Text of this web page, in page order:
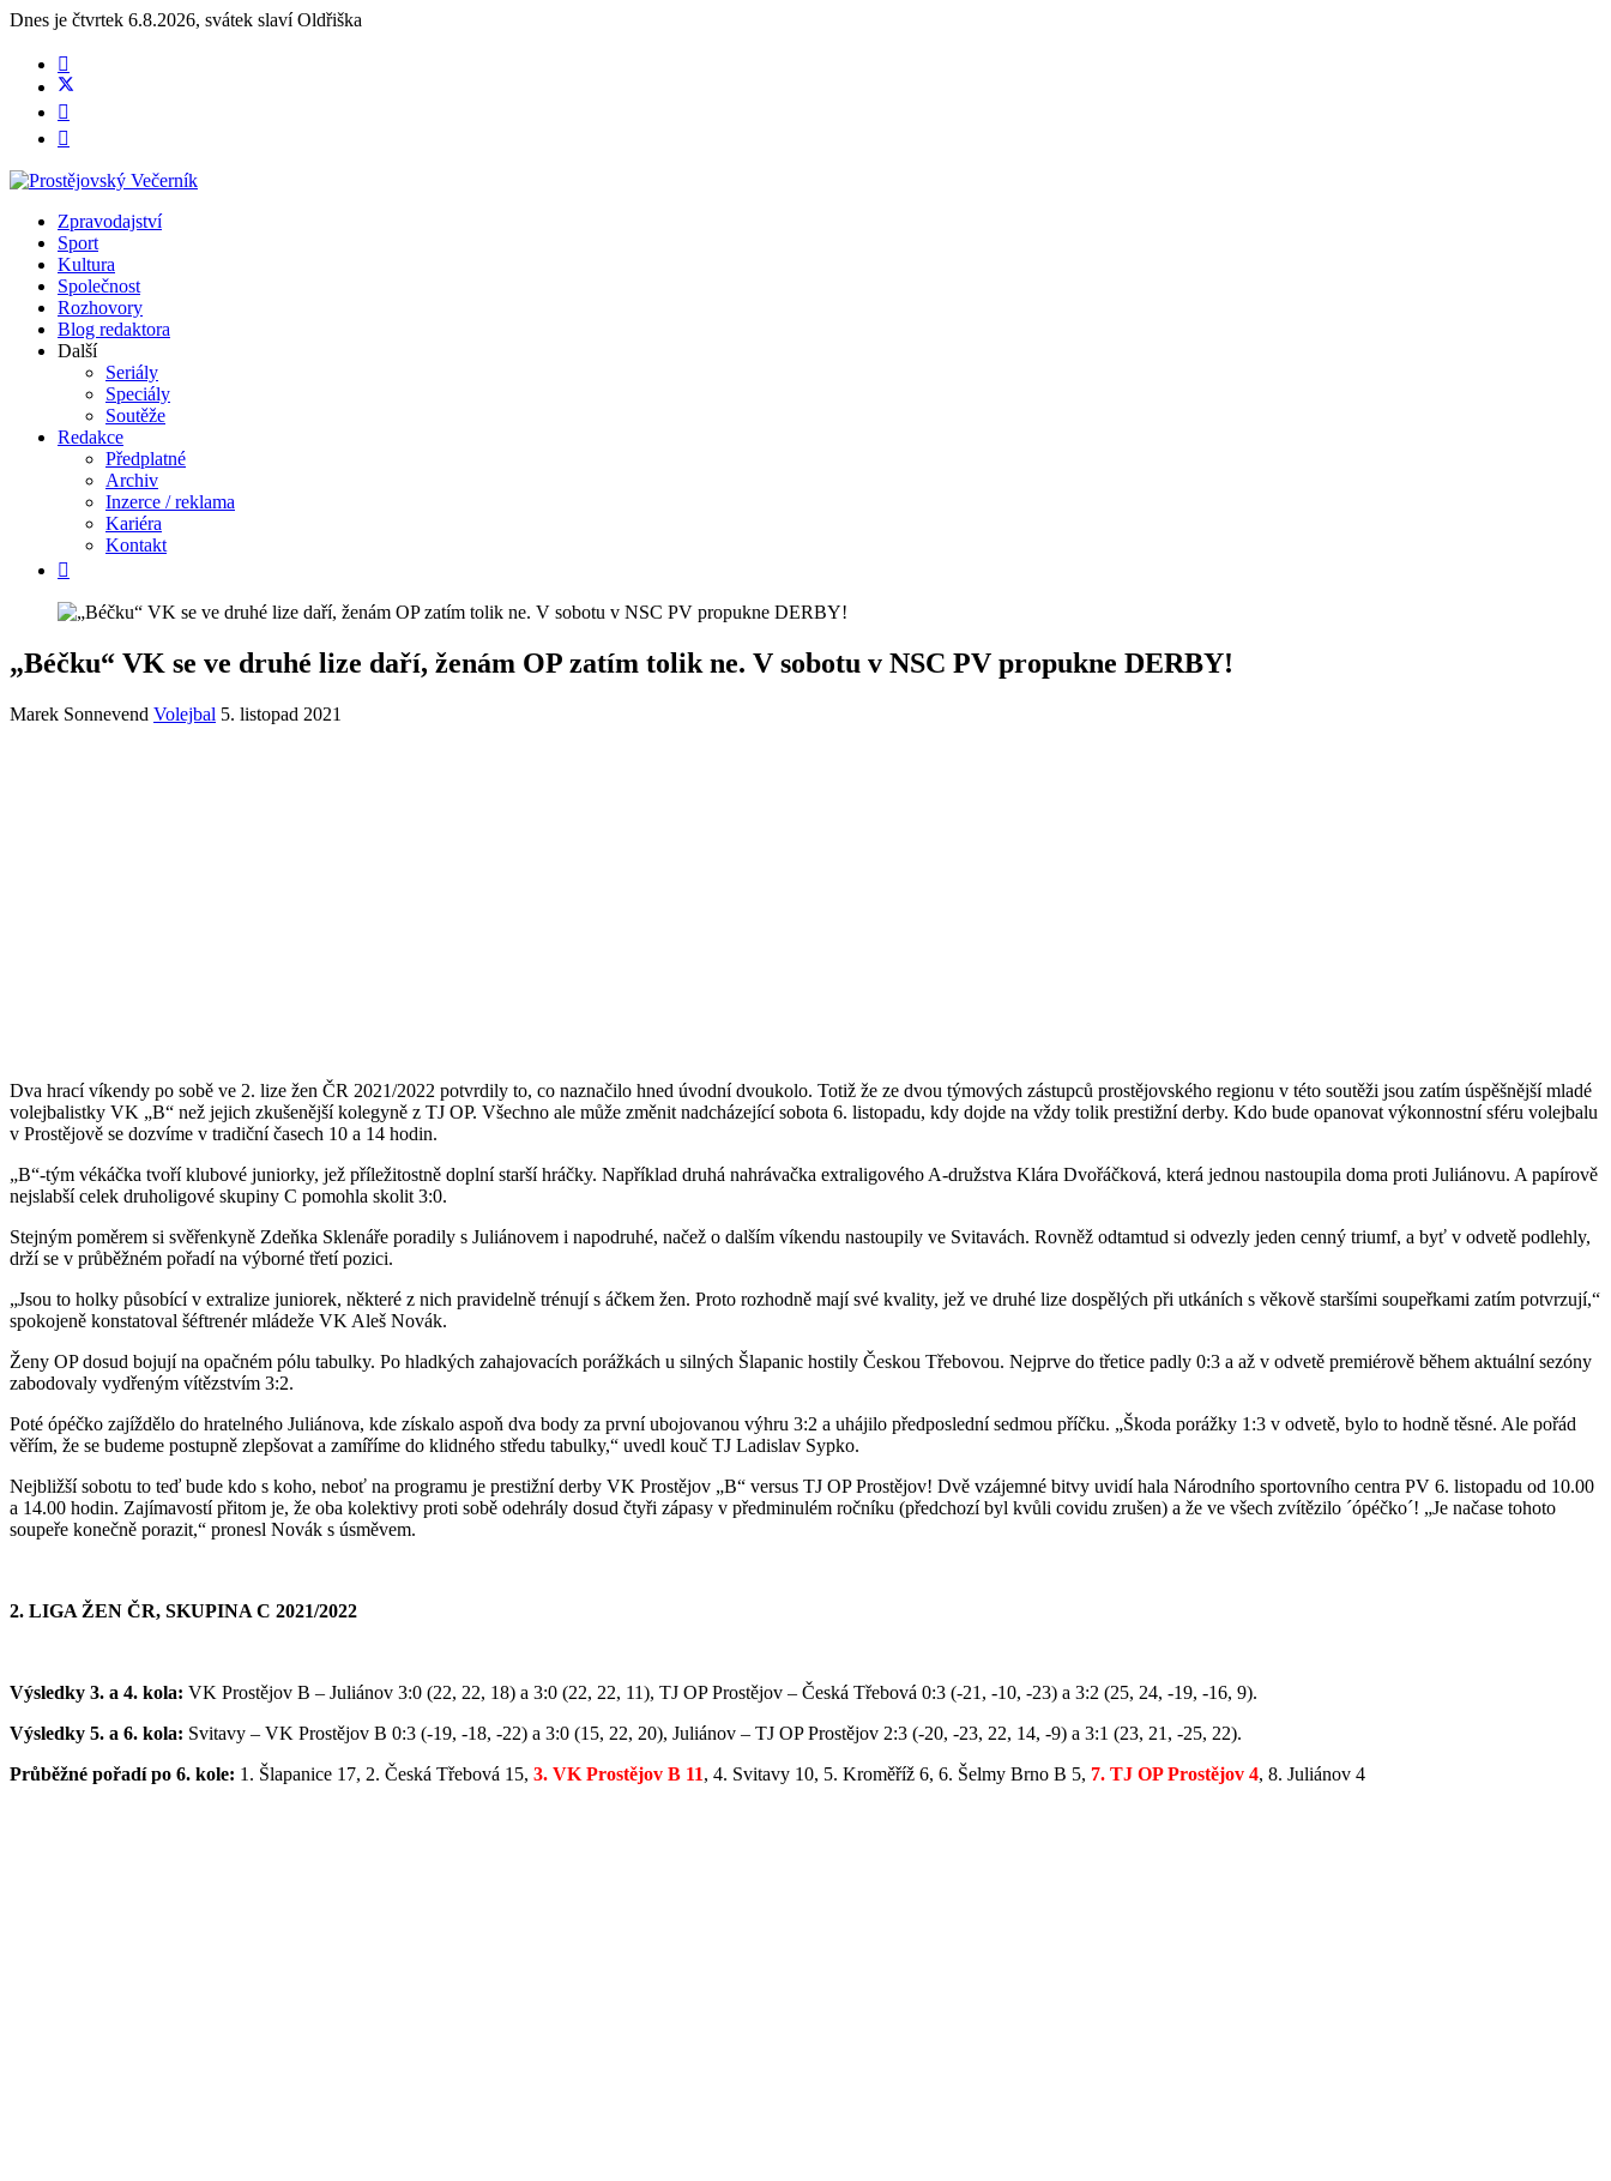
Dnes je čtvrtek 6.8.2026, svátek slavíOldřiška
Zpravodajství
Sport
Kultura
Společnost
Rozhovory
Blog redaktora
Další
Seriály
Speciály
Soutěže
Redakce
Předplatné
Archiv
Inzerce / reklama
Kariéra
Kontakt
„Béčku“ VK se ve druhé lize daří, ženám OP zatím tolik ne. V sobotu v NSC PV propukne DERBY!
Marek Sonnevend Volejbal 5. listopad 2021
Dva hrací víkendy po sobě ve 2. lize žen ČR 2021/2022 potvrdily to, co naznačilo hned úvodní dvoukolo. Totiž že ze dvou týmových zástupců prostějovského regionu v této soutěži jsou zatím úspěšnější mladé
volejbalistky VK „B“ než jejich zkušenější kolegyně z TJ OP. Všechno ale může změnit nadcházející sobota 6. listopadu, kdy dojde na vždy tolik prestižní derby. Kdo bude opanovat výkonnostní sféru volejbalu
v Prostějově se dozvíme v tradiční časech 10 a 14 hodin.
„B“-tým vékáčka tvoří klubové juniorky, jež příležitostně doplní starší hráčky. Například druhá nahrávačka extraligového A-družstva Klára Dvořáčková, která jednou nastoupila doma proti Juliánovu. A papírově
nejslabší celek druholigové skupiny C pomohla skolit 3:0.
Stejným poměrem si svěřenkyně Zdeňka Sklenáře poradily s Juliánovem i napodruhé, načež o dalším víkendu nastoupily ve Svitavách. Rovněž odtamtud si odvezly jeden cenný triumf, a byť v odvetě podlehly,
drží se v průběžném pořadí na výborné třetí pozici.
„Jsou to holky působící v extralize juniorek, některé z nich pravidelně trénují s áčkem žen. Proto rozhodně mají své kvality, jež ve druhé lize dospělých při utkáních s věkově staršími soupeřkami zatím potvrzují,“
spokojeně konstatoval šéftrenér mládeže VK Aleš Novák.
Ženy OP dosud bojují na opačném pólu tabulky. Po hladkých zahajovacích porážkách u silných Šlapanic hostily Českou Třebovou. Nejprve do třetice padly 0:3 a až v odvetě premiérově během aktuální sezóny
zabodovaly vydřeným vítězstvím 3:2.
Poté ópéčko zajíždělo do hratelného Juliánova, kde získalo aspoň dva body za první ubojovanou výhru 3:2 a uhájilo předposlední sedmou příčku. „Škoda porážky 1:3 v odvetě, bylo to hodně těsné. Ale pořád
věřím, že se budeme postupně zlepšovat a zamíříme do klidného středu tabulky,“ uvedl kouč TJ Ladislav Sypko.
Nejbližší sobotu to teď bude kdo s koho, neboť na programu je prestižní derby VK Prostějov „B“ versus TJ OP Prostějov! Dvě vzájemné bitvy uvidí hala Národního sportovního centra PV 6. listopadu od 10.00
a 14.00 hodin. Zajímavostí přitom je, že oba kolektivy proti sobě odehrály dosud čtyři zápasy v předminulém ročníku (předchozí byl kvůli covidu zrušen) a že ve všech zvítězilo ´ópéčko´! „Je načase tohoto
soupeře konečně porazit,“ pronesl Novák s úsměvem.
2. LIGA ŽEN ČR, SKUPINA C 2021/2022
Výsledky 3. a 4. kola: VK Prostějov B – Juliánov 3:0 (22, 22, 18) a 3:0 (22, 22, 11), TJ OP Prostějov – Česká Třebová 0:3 (-21, -10, -23) a 3:2 (25, 24, -19, -16, 9).
Výsledky 5. a 6. kola: Svitavy – VK Prostějov B 0:3 (-19, -18, -22) a 3:0 (15, 22, 20), Juliánov – TJ OP Prostějov 2:3 (-20, -23, 22, 14, -9) a 3:1 (23, 21, -25, 22).
Průběžné pořadí po 6. kole: 1. Šlapanice 17, 2. Česká Třebová 15, 3. VK Prostějov B 11, 4. Svitavy 10, 5. Kroměříž 6, 6. Šelmy Brno B 5, 7. TJ OP Prostějov 4, 8. Juliánov 4